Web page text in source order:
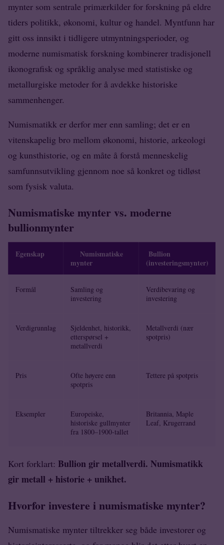
mynter som sentrale primærkilder for forskning på eldre
tiders politikk, økonomi, kultur og handel. Myntfunn har
gitt oss innsikt i tidligere utmyntningsperioder, og
moderne numismatisk forskning kombinerer tradisjonell
ikonografisk og språklig analyse med statistiske og
metallurgiske metoder for å avdekke historiske
sammenhenger.
Numismatikk er derfor mer enn samling; det er en
vitenskapelig bro mellom økonomi, historie, arkeologi
og kunsthistorie, og en måte å forstå menneskelig
samfunnsutvikling gjennom noe så konkret og tidløst
som fysisk valuta.
Numismatiske mynter vs. moderne
bullionmynter
Egenskap
Numismatiske
mynter
Bullion
(investeringsmynter)
Formål
Samling og
investering
Verdibevaring og
investering
Verdigrunnlag
Sjeldenhet, historikk,
etterspørsel +
metallverdi
Metallverdi (nær
spotpris)
Pris
Ofte høyere enn
spotpris
Tettere på spotpris
Eksempler
Europeiske,
historiske gullmynter
fra 1800–1900-tallet
Britannia, Maple
Leaf, Krugerrand
Kort forklart: Bullion gir metallverdi. Numismatikk
gir metall + historie + unikhet.
Hvorfor investere i numismatiske mynter?
Numismatiske mynter tiltrekker seg både investorer og